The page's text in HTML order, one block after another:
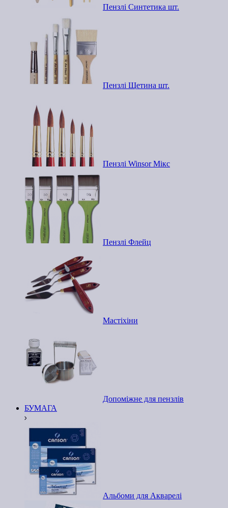
Пензлі Синтетика шт.
Пензлі Щетина шт.
Пензлі Winsor Мікс
Пензлі Флейц
Мастіхіни
Допоміжне для пензлів
БУМАГА
Альбоми для Акварелі